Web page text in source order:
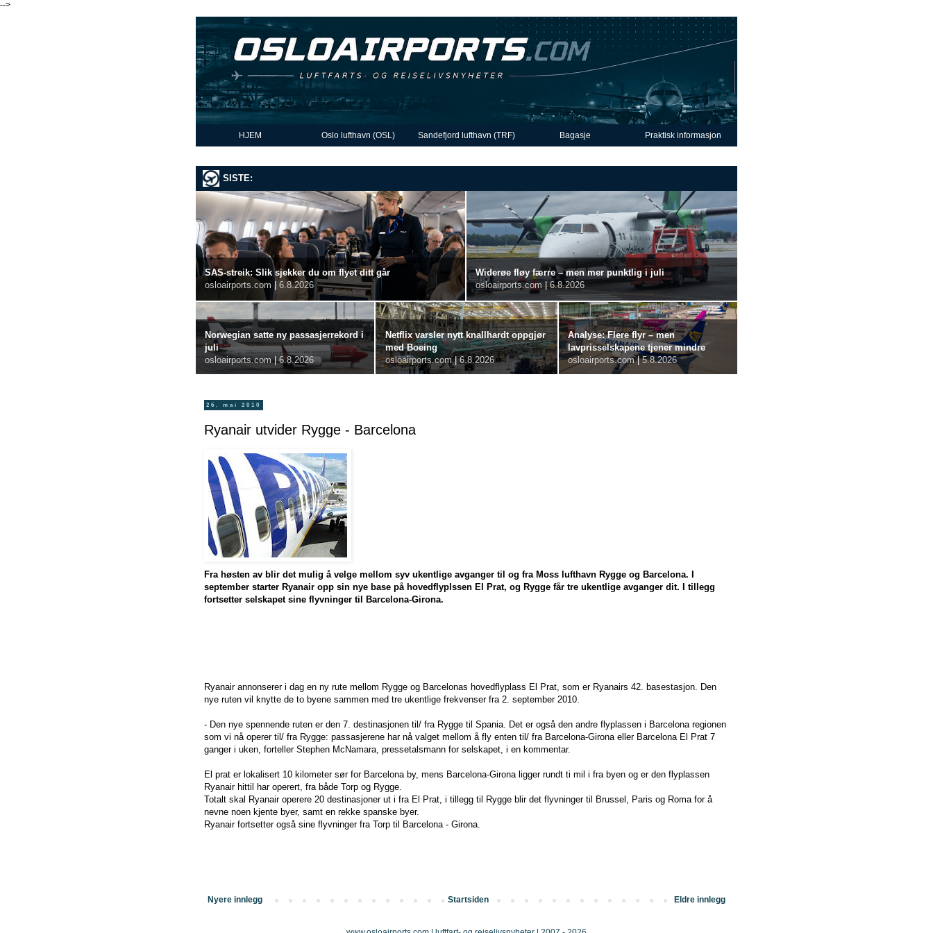
-->
HJEM Oslo lufthavn (OSL) Sandefjord lufthavn (TRF) Bagasje Praktisk informasjon
SISTE:
SAS-streik: Slik sjekker du om flyet ditt går
osloairports.com | 6.8.2026
Widerøe fløy færre – men mer punktlig i juli
osloairports.com | 6.8.2026
Norwegian satte ny passasjerrekord i
juli
osloairports.com | 6.8.2026
Netflix varsler nytt knallhardt oppgjør
med Boeing
osloairports.com | 6.8.2026
Analyse: Flere flyr – men
lavprisselskapene tjener mindre
osloairports.com | 5.8.2026
26. mai 2010
Ryanair utvider Rygge - Barcelona
Fra høsten av blir det mulig å velge mellom syv ukentlige avganger til og fra Moss lufthavn Rygge og Barcelona. I
september starter Ryanair opp sin nye base på hovedflyplssen El Prat, og Rygge får tre ukentlige avganger dit. I tillegg
fortsetter selskapet sine flyvninger til Barcelona-Girona.
Ryanair annonserer i dag en ny rute mellom Rygge og Barcelonas hovedflyplass El Prat, som er Ryanairs 42. basestasjon. Den
nye ruten vil knytte de to byene sammen med tre ukentlige frekvenser fra 2. september 2010.
- Den nye spennende ruten er den 7. destinasjonen til/ fra Rygge til Spania. Det er også den andre flyplassen i Barcelona regionen
som vi nå operer til/ fra Rygge: passasjerene har nå valget mellom å fly enten til/ fra Barcelona-Girona eller Barcelona El Prat 7
ganger i uken, forteller Stephen McNamara, pressetalsmann for selskapet, i en kommentar.
El prat er lokalisert 10 kilometer sør for Barcelona by, mens Barcelona-Girona ligger rundt ti mil i fra byen og er den flyplassen
Ryanair hittil har operert, fra både Torp og Rygge.
Totalt skal Ryanair operere 20 destinasjoner ut i fra El Prat, i tillegg til Rygge blir det flyvninger til Brussel, Paris og Roma for å
nevne noen kjente byer, samt en rekke spanske byer.
Ryanair fortsetter også sine flyvninger fra Torp til Barcelona - Girona.
Nyere innlegg Eldre innlegg
Startsiden